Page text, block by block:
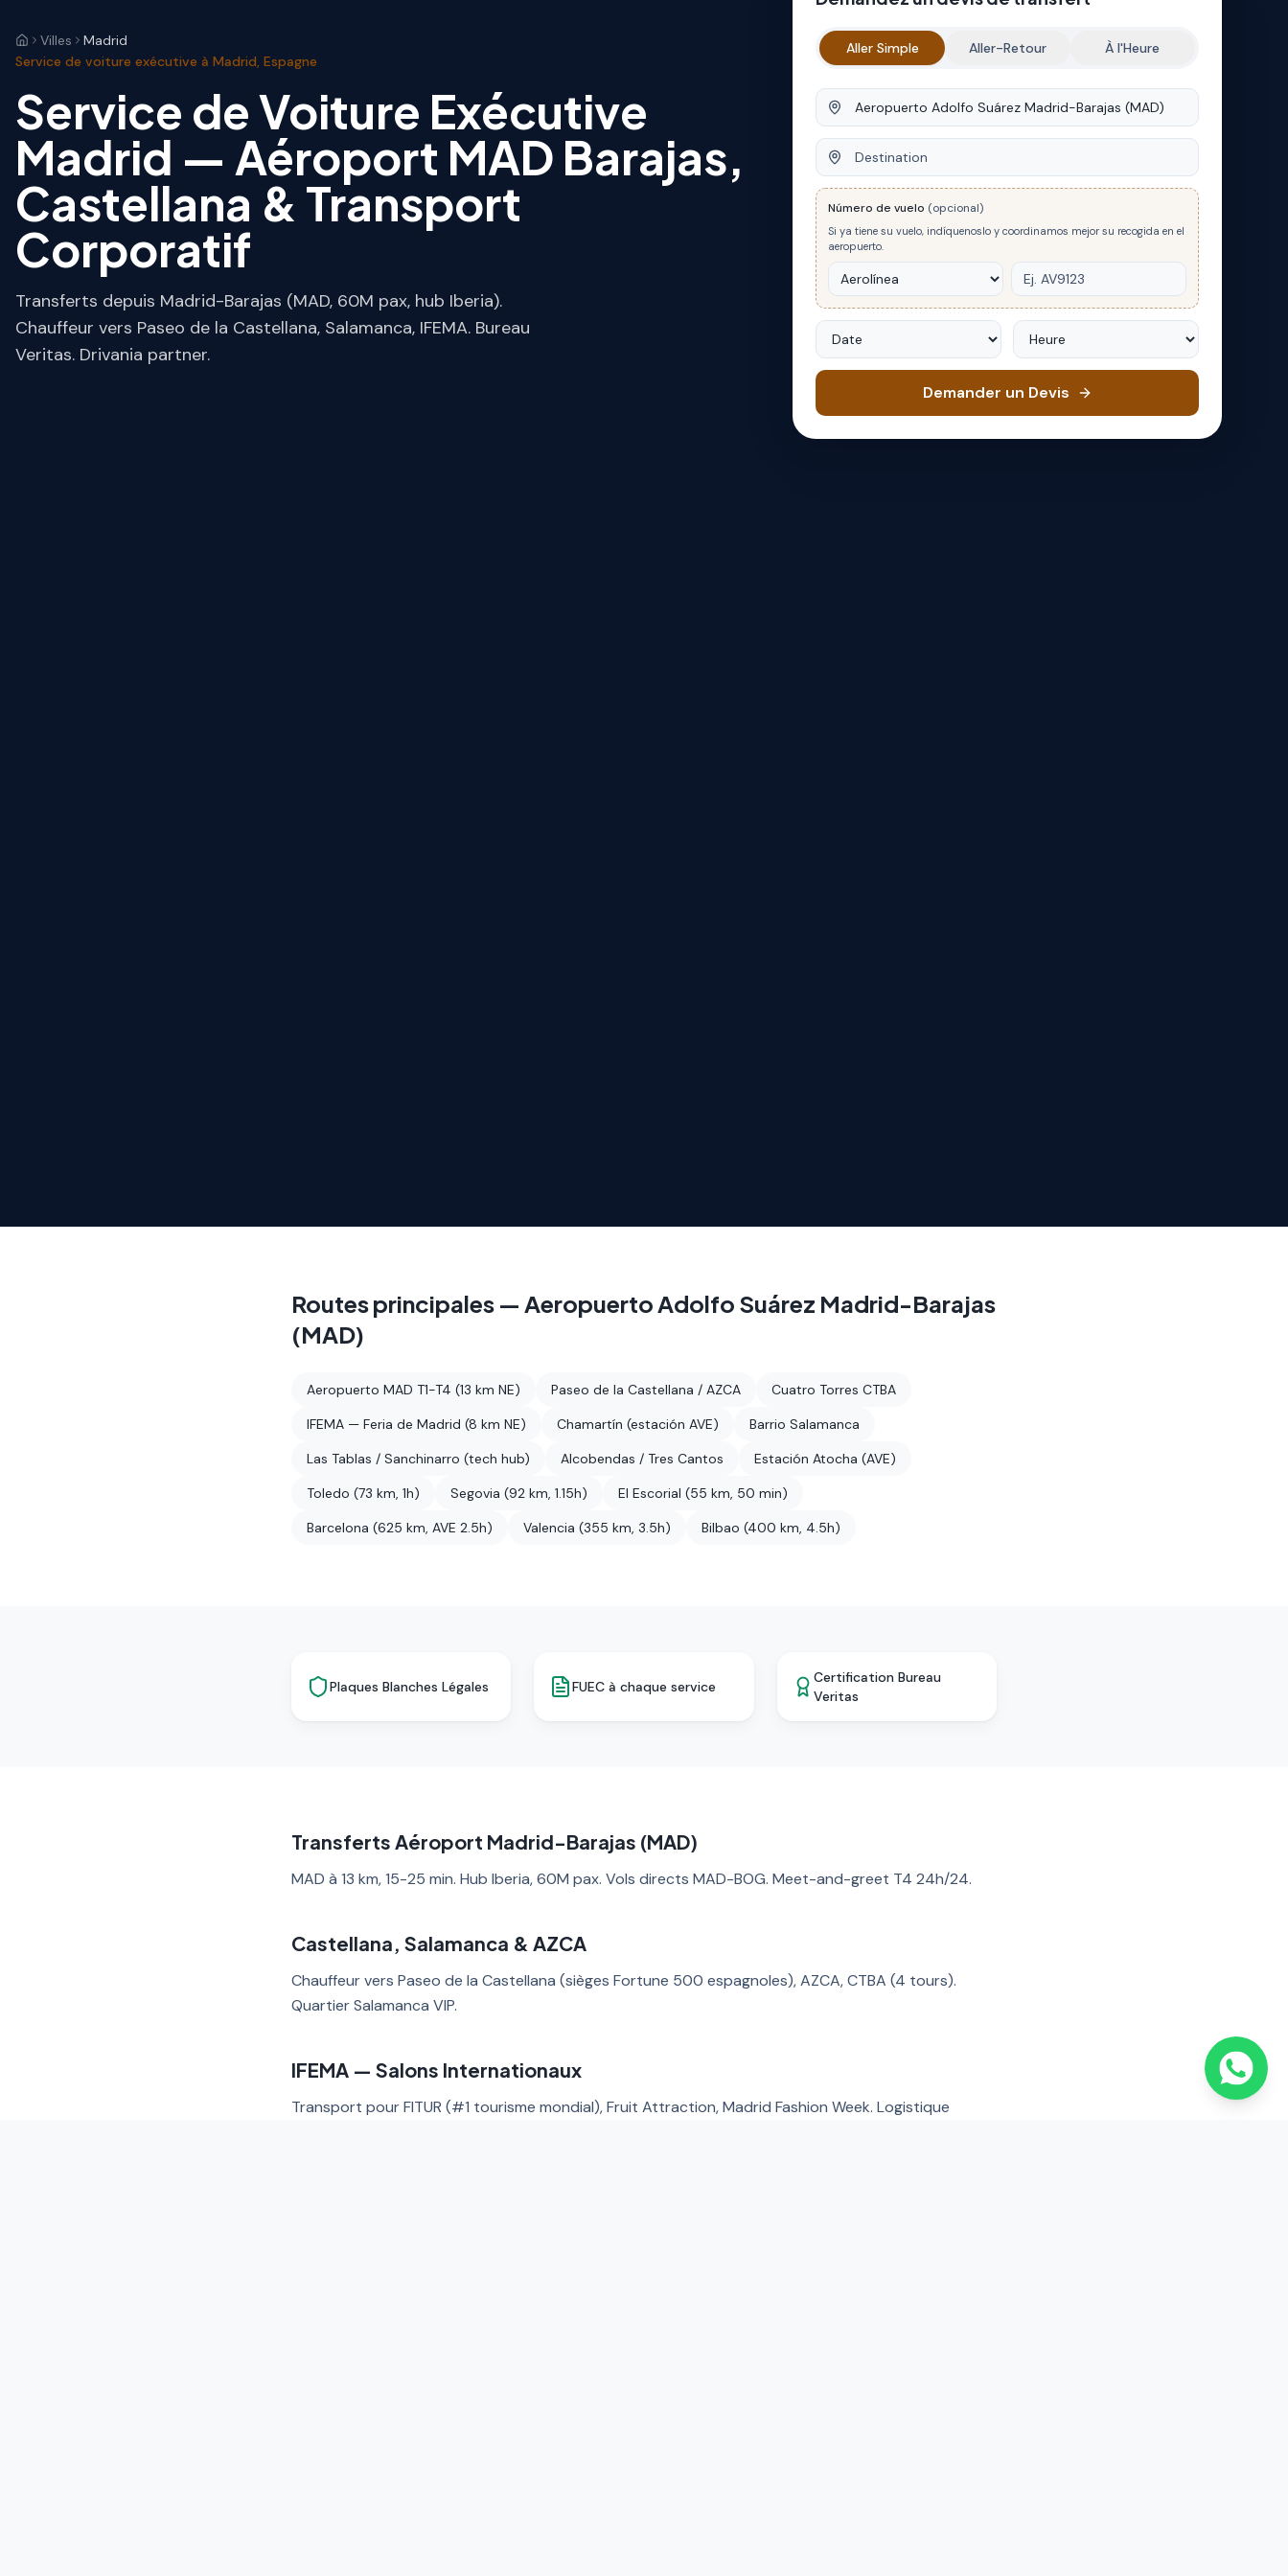
Villes
Madrid
Service de voiture exécutive à Madrid, Espagne
Service de Voiture Exécutive
Madrid — Aéroport MAD Barajas,
Castellana & Transport
Corporatif
Transferts depuis Madrid-Barajas (MAD, 60M pax, hub Iberia).
Chauffeur vers Paseo de la Castellana, Salamanca, IFEMA. Bureau
Veritas. Drivania partner.
Aller Simple Aller-Retour À l'Heure
Origine
Destination
Número de vuelo (opcional)
Si ya tiene su vuelo, indíquenoslo y coordinamos mejor su recogida en el
aeropuerto.
Date Heure
Demander un Devis
Routes principales — Aeropuerto Adolfo Suárez Madrid-Barajas
(MAD)
Aeropuerto MAD T1-T4 (13 km NE) Paseo de la Castellana / AZCA
Cuatro Torres CTBA
IFEMA — Feria de Madrid (8 km NE)
Chamartín (estación AVE)
Barrio Salamanca
Las Tablas / Sanchinarro (tech hub)
Alcobendas / Tres Cantos
Estación Atocha (AVE)
Toledo (73 km, 1h)
Segovia (92 km, 1.15h)
El Escorial (55 km, 50 min)
Barcelona (625 km, AVE 2.5h)
Valencia (355 km, 3.5h) Bilbao (400 km, 4.5h)
Plaques Blanches Légales FUEC à chaque service
Certification Bureau
Veritas
Transferts Aéroport Madrid-Barajas (MAD)
MAD à 13 km, 15-25 min. Hub Iberia, 60M pax. Vols directs MAD-BOG. Meet-and-greet T4 24h/24.
Castellana, Salamanca & AZCA
Chauffeur vers Paseo de la Castellana (sièges Fortune 500 espagnoles), AZCA, CTBA (4 tours).
Quartier Salamanca VIP.
IFEMA — Salons Internationaux
Transport pour FITUR (#1 tourisme mondial), Fruit Attraction, Madrid Fashion Week. Logistique